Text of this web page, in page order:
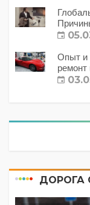
с этим
Опыт и
ремонт
ДОРОГА